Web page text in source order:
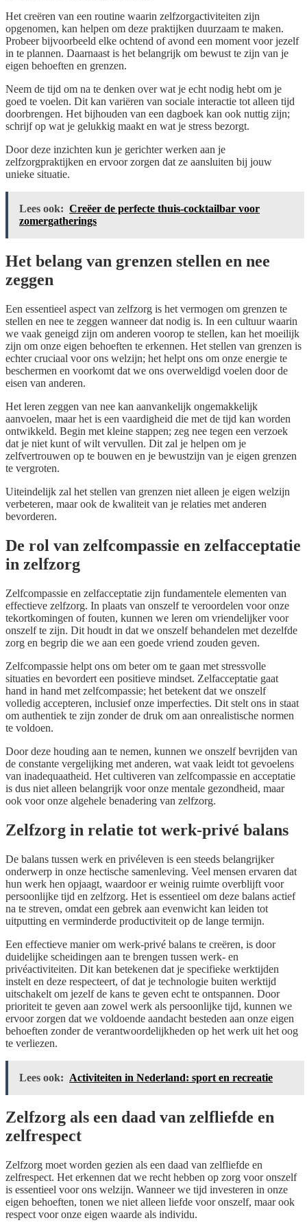
Het creëren van een routine waarin zelfzorgactiviteiten zijn
opgenomen, kan helpen om deze praktijken duurzaam te maken.
Probeer bijvoorbeeld elke ochtend of avond een moment voor jezelf
in te plannen. Daarnaast is het belangrijk om bewust te zijn van je
eigen behoeften en grenzen.
Neem de tijd om na te denken over wat je echt nodig hebt om je
goed te voelen. Dit kan variëren van sociale interactie tot alleen tijd
doorbrengen. Het bijhouden van een dagboek kan ook nuttig zijn;
schrijf op wat je gelukkig maakt en wat je stress bezorgt.
Door deze inzichten kun je gerichter werken aan je
zelfzorgpraktijken en ervoor zorgen dat ze aansluiten bij jouw
unieke situatie.
Lees ook: Creëer de perfecte thuis-cocktailbar voor
zomergatherings
Het belang van grenzen stellen en nee
zeggen
Een essentieel aspect van zelfzorg is het vermogen om grenzen te
stellen en nee te zeggen wanneer dat nodig is. In een cultuur waarin
we vaak geneigd zijn om anderen voorop te stellen, kan het moeilijk
zijn om onze eigen behoeften te erkennen. Het stellen van grenzen is
echter cruciaal voor ons welzijn; het helpt ons om onze energie te
beschermen en voorkomt dat we ons overweldigd voelen door de
eisen van anderen.
Het leren zeggen van nee kan aanvankelijk ongemakkelijk
aanvoelen, maar het is een vaardigheid die met de tijd kan worden
ontwikkeld. Begin met kleine stappen; zeg nee tegen een verzoek
dat je niet kunt of wilt vervullen. Dit zal je helpen om je
zelfvertrouwen op te bouwen en je bewustzijn van je eigen grenzen
te vergroten.
Uiteindelijk zal het stellen van grenzen niet alleen je eigen welzijn
verbeteren, maar ook de kwaliteit van je relaties met anderen
bevorderen.
De rol van zelfcompassie en zelfacceptatie
in zelfzorg
Zelfcompassie en zelfacceptatie zijn fundamentele elementen van
effectieve zelfzorg. In plaats van onszelf te veroordelen voor onze
tekortkomingen of fouten, kunnen we leren om vriendelijker voor
onszelf te zijn. Dit houdt in dat we onszelf behandelen met dezelfde
zorg en begrip die we aan een goede vriend zouden geven.
Zelfcompassie helpt ons om beter om te gaan met stressvolle
situaties en bevordert een positieve mindset. Zelfacceptatie gaat
hand in hand met zelfcompassie; het betekent dat we onszelf
volledig accepteren, inclusief onze imperfecties. Dit stelt ons in staat
om authentiek te zijn zonder de druk om aan onrealistische normen
te voldoen.
Door deze houding aan te nemen, kunnen we onszelf bevrijden van
de constante vergelijking met anderen, wat vaak leidt tot gevoelens
van inadequaatheid. Het cultiveren van zelfcompassie en acceptatie
is dus niet alleen belangrijk voor onze mentale gezondheid, maar
ook voor onze algehele benadering van zelfzorg.
Zelfzorg in relatie tot werk-privé balans
De balans tussen werk en privéleven is een steeds belangrijker
onderwerp in onze hectische samenleving. Veel mensen ervaren dat
hun werk hen opjaagt, waardoor er weinig ruimte overblijft voor
persoonlijke tijd en zelfzorg. Het is essentieel om deze balans actief
na te streven, omdat een gebrek aan evenwicht kan leiden tot
uitputting en verminderde productiviteit op de lange termijn.
Een effectieve manier om werk-privé balans te creëren, is door
duidelijke scheidingen aan te brengen tussen werk- en
privéactiviteiten. Dit kan betekenen dat je specifieke werktijden
instelt en deze respecteert, of dat je technologie buiten werktijd
uitschakelt om jezelf de kans te geven echt te ontspannen. Door
prioriteit te geven aan zowel werk als persoonlijke tijd, kunnen we
ervoor zorgen dat we voldoende aandacht besteden aan onze eigen
behoeften zonder de verantwoordelijkheden op het werk uit het oog
te verliezen.
Lees ook: Activiteiten in Nederland: sport en recreatie
Zelfzorg als een daad van zelfliefde en
zelfrespect
Zelfzorg moet worden gezien als een daad van zelfliefde en
zelfrespect. Het erkennen dat we recht hebben op zorg voor onszelf
is essentieel voor ons welzijn. Wanneer we tijd investeren in onze
eigen behoeften, tonen we niet alleen liefde voor onszelf, maar ook
respect voor onze eigen waarde als individu.